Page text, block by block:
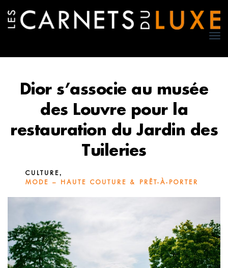
Dior s’associe au musée
des Louvre pour la
restauration du Jardin des
Tuileries
CULTURE,
MODE – HAUTE COUTURE & PRÊT-À-PORTER